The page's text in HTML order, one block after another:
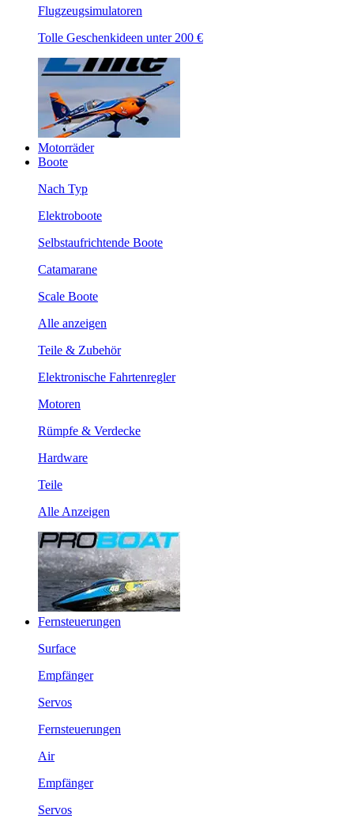
Flugzeugsimulatoren
Tolle Geschenkideen unter 200 €
Motorräder
Boote
Nach Typ
Elektroboote
Selbstaufrichtende Boote
Catamarane
Scale Boote
Alle anzeigen
Teile & Zubehör
Elektronische Fahrtenregler
Motoren
Rümpfe & Verdecke
Hardware
Teile
Alle Anzeigen
Fernsteuerungen
Surface
Empfänger
Servos
Fernsteuerungen
Air
Empfänger
Servos